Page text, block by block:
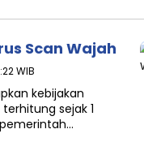
Scan Wajah
WIB
kebijakan
sejak 1